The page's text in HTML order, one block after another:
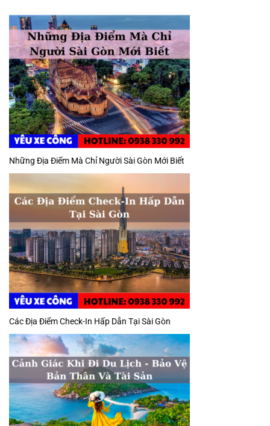
Những Địa Điểm Mà Chỉ Người Sài Gòn Mới Biết
Các Địa Điểm Check-In Hấp Dẫn Tại Sài Gòn